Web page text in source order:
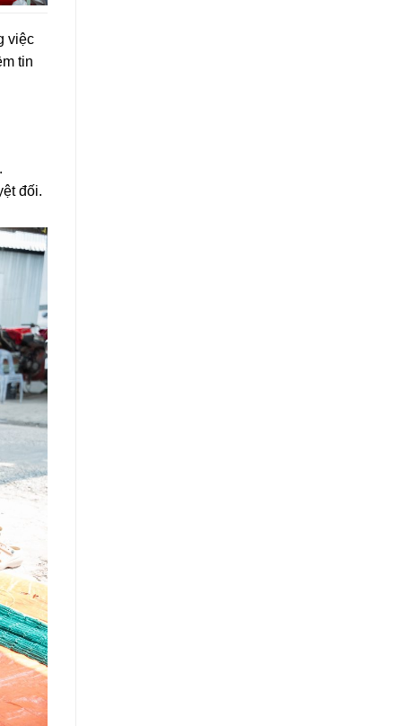
việc
tin
đối.